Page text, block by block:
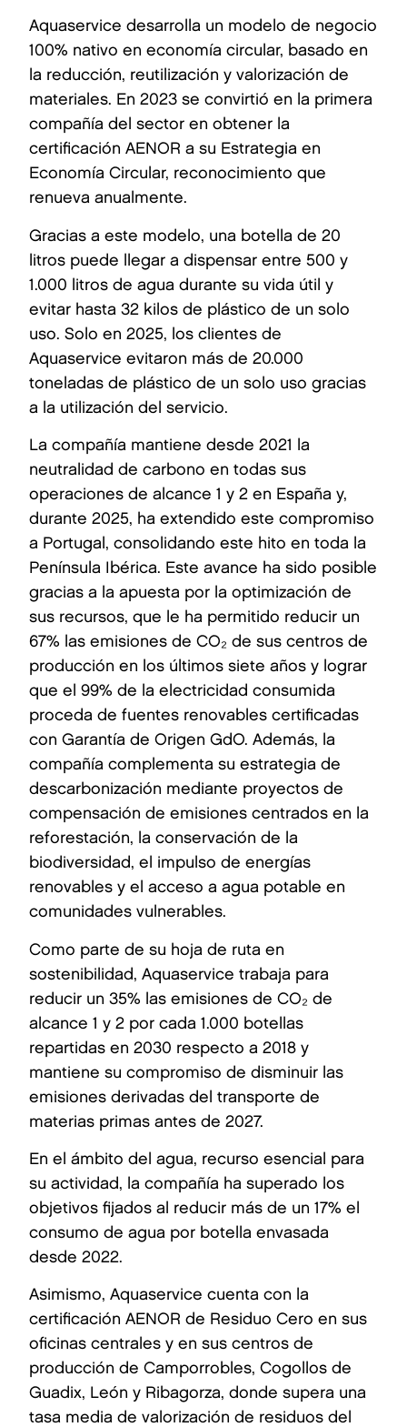
Aquaservice desarrolla un modelo de negocio
100% nativo en economía circular, basado en
la reducción, reutilización y valorización de
materiales. En 2023 se convirtió en la primera
compañía del sector en obtener la
certificación AENOR a su Estrategia en
Economía Circular, reconocimiento que
renueva anualmente.
Gracias a este modelo, una botella de 20
litros puede llegar a dispensar entre 500 y
1.000 litros de agua durante su vida útil y
evitar hasta 32 kilos de plástico de un solo
uso. Solo en 2025, los clientes de
Aquaservice evitaron más de 20.000
toneladas de plástico de un solo uso gracias
a la utilización del servicio.
La compañía mantiene desde 2021 la
neutralidad de carbono en todas sus
operaciones de alcance 1 y 2 en España y,
durante 2025, ha extendido este compromiso
a Portugal, consolidando este hito en toda la
Península Ibérica. Este avance ha sido posible
gracias a la apuesta por la optimización de
sus recursos, que le ha permitido reducir un
67% las emisiones de CO₂ de sus centros de
producción en los últimos siete años y lograr
que el 99% de la electricidad consumida
proceda de fuentes renovables certificadas
con Garantía de Origen GdO. Además, la
compañía complementa su estrategia de
descarbonización mediante proyectos de
compensación de emisiones centrados en la
reforestación, la conservación de la
biodiversidad, el impulso de energías
renovables y el acceso a agua potable en
comunidades vulnerables.
Como parte de su hoja de ruta en
sostenibilidad, Aquaservice trabaja para
reducir un 35% las emisiones de CO₂ de
alcance 1 y 2 por cada 1.000 botellas
repartidas en 2030 respecto a 2018 y
mantiene su compromiso de disminuir las
emisiones derivadas del transporte de
materias primas antes de 2027.
En el ámbito del agua, recurso esencial para
su actividad, la compañía ha superado los
objetivos fijados al reducir más de un 17% el
consumo de agua por botella envasada
desde 2022.
Asimismo, Aquaservice cuenta con la
certificación AENOR de Residuo Cero en sus
oficinas centrales y en sus centros de
producción de Camporrobles, Cogollos de
Guadix, León y Ribagorza, donde supera una
tasa media de valorización de residuos del